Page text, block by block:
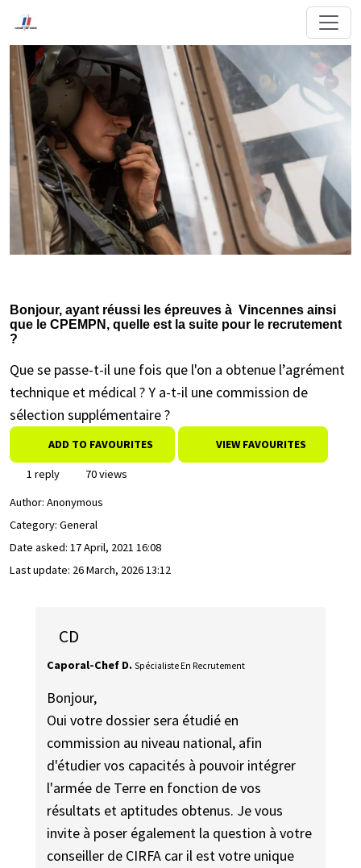
Bonjour, ayant réussi les épreuves à Vincennes ainsi
que le CPEMPN, quelle est la suite pour le recrutement
?
Que se passe-t-il une fois que l'on a obtenue l’agrément
technique et médical ? Y a-t-il une commission de
sélection supplémentaire ?
ADD TO FAVOURITES VIEW FAVOURITES
1 reply
70 views
Author: Anonymous
Category: General
Date asked: 17 April, 2021 16:08
Last update: 26 March, 2026 13:12
CD
Caporal-Chef D. Spécialiste En Recrutement
Bonjour,
Oui votre dossier sera étudié en
commission au niveau national, afin
d'étudier vos capacités à pouvoir intégrer
l'armée de Terre en fonction de vos
résultats et aptitudes obtenus. Je vous
invite à poser également la question à votre
conseiller de CIRFA car il est votre unique